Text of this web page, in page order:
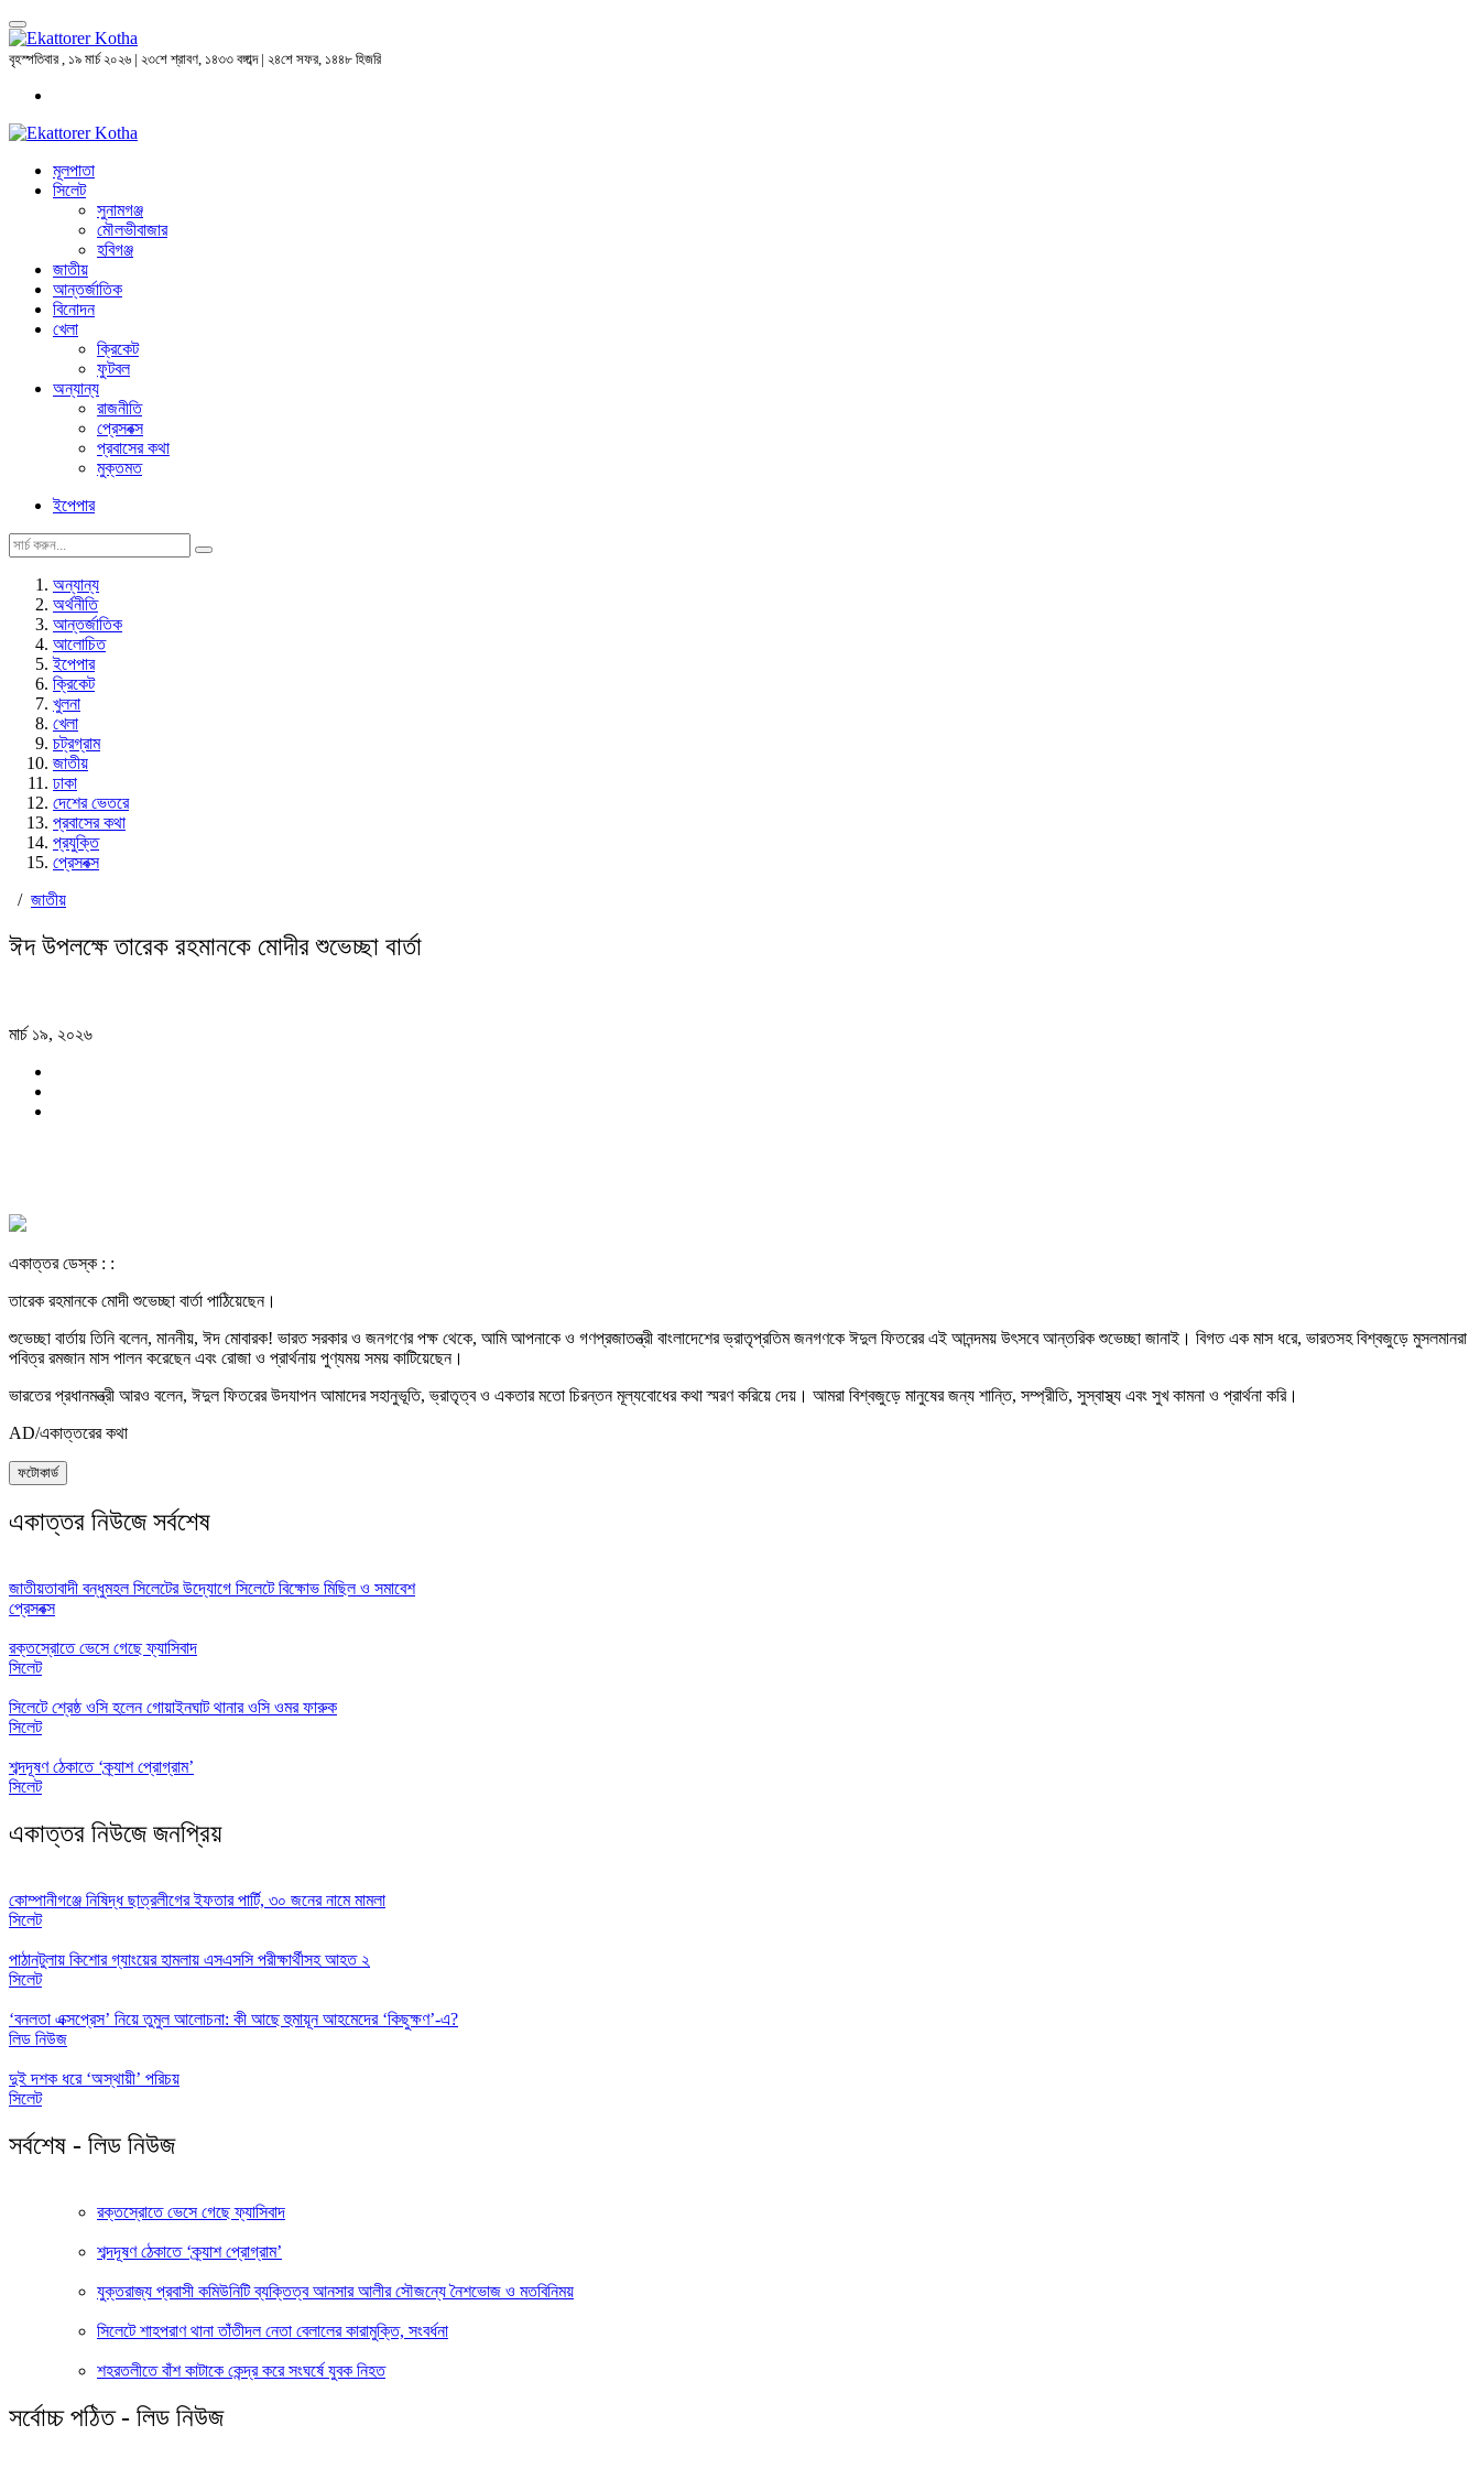
বৃহস্পতিবার , ১৯ মার্চ ২০২৬ | ২৩শে শ্রাবণ, ১৪৩৩ বঙ্গাব্দ | ২৪শে সফর, ১৪৪৮ হিজরি
মূলপাতা
সিলেট
সুনামগঞ্জ
মৌলভীবাজার
হবিগঞ্জ
জাতীয়
আন্তর্জাতিক
বিনোদন
খেলা
ক্রিকেট
ফুটবল
অন্যান্য
রাজনীতি
প্রেসবক্স
প্রবাসের কথা
মুক্তমত
ইপেপার
অন্যান্য
অর্থনীতি
আন্তর্জাতিক
আলোচিত
ইপেপার
ক্রিকেট
খুলনা
খেলা
চট্রগ্রাম
জাতীয়
ঢাকা
দেশের ভেতরে
প্রবাসের কথা
প্রযুক্তি
প্রেসবক্স
/ জাতীয়
ঈদ উপলক্ষে তারেক রহমানকে মোদীর শুভেচ্ছা বার্তা
মার্চ ১৯, ২০২৬
একাত্তর ডেস্ক : :
তারেক রহমানকে মোদী শুভেচ্ছা বার্তা পাঠিয়েছেন।
শুভেচ্ছা বার্তায় তিনি বলেন, মাননীয়, ঈদ মোবারক! ভারত সরকার ও জনগণের পক্ষ থেকে, আমি আপনাকে ও গণপ্রজাতন্ত্রী বাংলাদেশের ভ্রাতৃপ্রতিম জনগণকে ঈদুল ফিতরের এই আনন্দময় উৎসবে আন্তরিক শুভেচ্ছা জানাই। বিগত এক মাস ধরে, ভারতসহ বিশ্বজুড়ে মুসলমানরা
পবিত্র রমজান মাস পালন করেছেন এবং রোজা ও প্রার্থনায় পুণ্যময় সময় কাটিয়েছেন।
ভারতের প্রধানমন্ত্রী আরও বলেন, ঈদুল ফিতরের উদযাপন আমাদের সহানুভূতি, ভ্রাতৃত্ব ও একতার মতো চিরন্তন মূল্যবোধের কথা স্মরণ করিয়ে দেয়। আমরা বিশ্বজুড়ে মানুষের জন্য শান্তি, সম্প্রীতি, সুস্বাস্থ্য এবং সুখ কামনা ও প্রার্থনা করি।
AD/একাত্তরের কথা
ফটোকার্ড
একাত্তর নিউজে সর্বশেষ
জাতীয়তাবাদী বন্ধুমহল সিলেটের উদ্যোগে সিলেটে বিক্ষোভ মিছিল ও সমাবেশ
প্রেসবক্স
রক্তস্রোতে ভেসে গেছে ফ্যাসিবাদ
সিলেট
সিলেটে শ্রেষ্ঠ ওসি হলেন গোয়াইনঘাট থানার ওসি ওমর ফারুক
সিলেট
শব্দদূষণ ঠেকাতে ‘ক্র্যাশ প্রোগ্রাম’
সিলেট
একাত্তর নিউজে জনপ্রিয়
কোম্পানীগঞ্জে নিষিদ্ধ ছাত্রলীগের ইফতার পার্টি, ৩০ জনের নামে মামলা
সিলেট
পাঠানটুলায় কিশোর গ্যাংয়ের হামলায় এসএসসি পরীক্ষার্থীসহ আহত ২
সিলেট
‘বনলতা এক্সপ্রেস’ নিয়ে তুমুল আলোচনা: কী আছে হুমায়ূন আহমেদের ‘কিছুক্ষণ’-এ?
লিড নিউজ
দুই দশক ধরে ‘অস্থায়ী’ পরিচয়
সিলেট
সর্বশেষ - লিড নিউজ
রক্তস্রোতে ভেসে গেছে ফ্যাসিবাদ
শব্দদূষণ ঠেকাতে ‘ক্র্যাশ প্রোগ্রাম’
যুক্তরাজ্য প্রবাসী কমিউনিটি ব্যক্তিত্ব আনসার আলীর সৌজন্যে নৈশভোজ ও মতবিনিময়
সিলেটে শাহপরাণ থানা তাঁতীদল নেতা বেলালের কারামুক্তি, সংবর্ধনা
শহরতলীতে বাঁশ কাটাকে কেন্দ্র করে সংঘর্ষে যুবক নিহত
সর্বোচ্চ পঠিত - লিড নিউজ